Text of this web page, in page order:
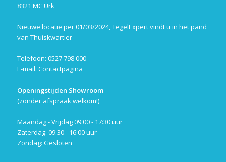
8321 MC Urk
Nieuwe locatie per 01/03/2024, TegelExpert vindt u in het pand
van Thuiskwartier
Telefoon: 0527 798 000
E-mail: Contactpagina
Openingstijden Showroom
(zonder afspraak welkom!)
Maandag - Vrijdag 09:00 - 17:30 uur
Zaterdag: 09:30 - 16:00 uur
Zondag: Gesloten